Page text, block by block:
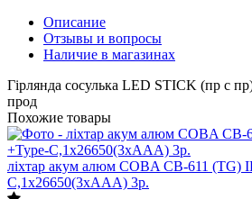
Описание
Отзывы и вопросы
Наличие в магазинах
Гірлянда сосулька LED STICK (пр с
прод
Похожие товары
ліхтар акум алюм COBA CB-611 (TG)
C,1х26650(3xAAA) 3р.